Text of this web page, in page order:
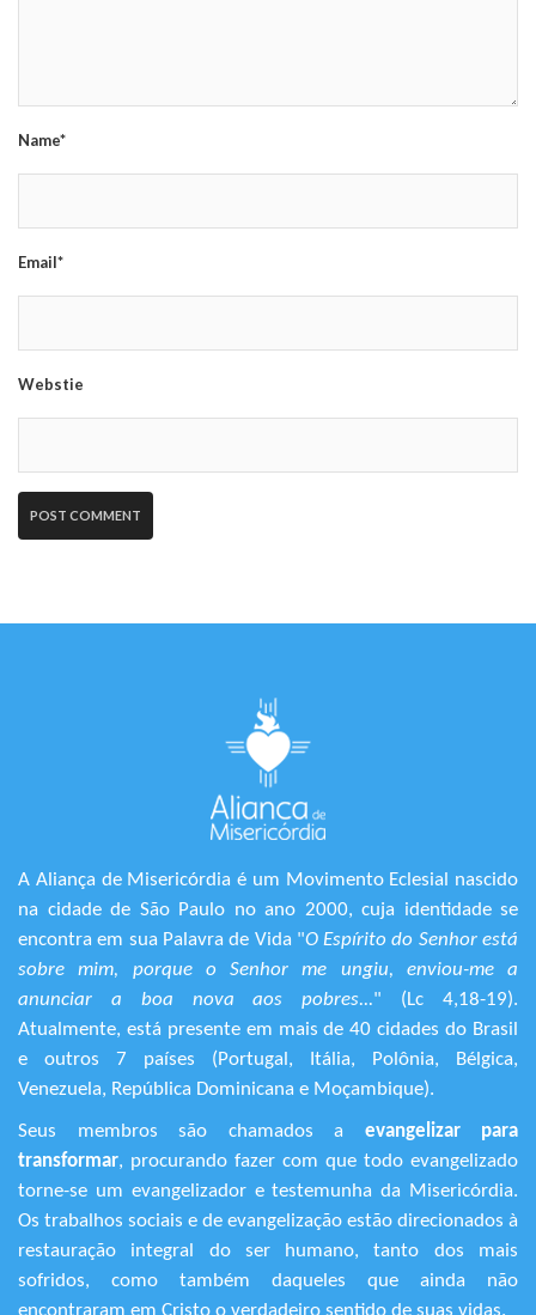
Name*
Email*
Webstie
A Aliança de Misericórdia é um Movimento Eclesial nascido
na cidade de São Paulo no ano 2000, cuja identidade se
encontra em sua Palavra de Vida "O Espírito do Senhor está
sobre mim, porque o Senhor me ungiu, enviou-me a
anunciar a boa nova aos pobres..." (Lc 4,18-19).
Atualmente, está presente em mais de 40 cidades do Brasil
e outros 7 países (Portugal, Itália, Polônia, Bélgica,
Venezuela, República Dominicana e Moçambique).
Seus membros são chamados a evangelizar para
transformar, procurando fazer com que todo evangelizado
torne-se um evangelizador e testemunha da Misericórdia.
Os trabalhos sociais e de evangelização estão direcionados à
restauração integral do ser humano, tanto dos mais
sofridos, como também daqueles que ainda não
encontraram em Cristo o verdadeiro sentido de suas vidas.